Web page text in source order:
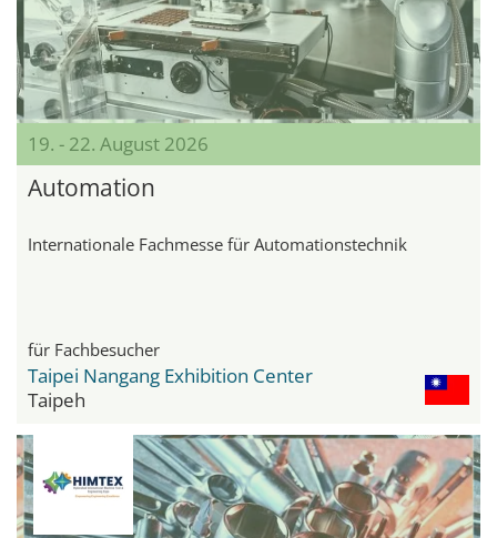
19. - 22. August 2026
Automation
Internationale Fachmesse für Automationstechnik
für Fachbesucher
Taipei Nangang Exhibition Center
Taipeh